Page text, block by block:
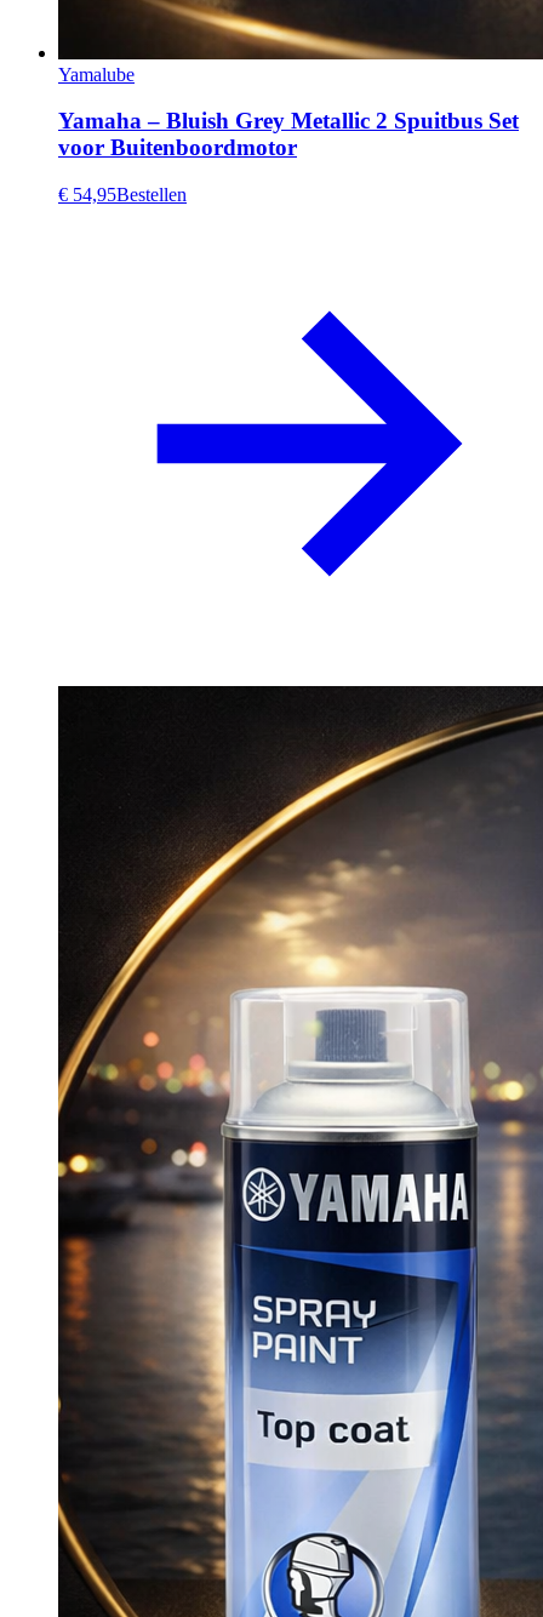
Yamalube
Yamaha – Bluish Grey Metallic 2 Spuitbus Set
voor Buitenboordmotor
€ 54,95Bestellen